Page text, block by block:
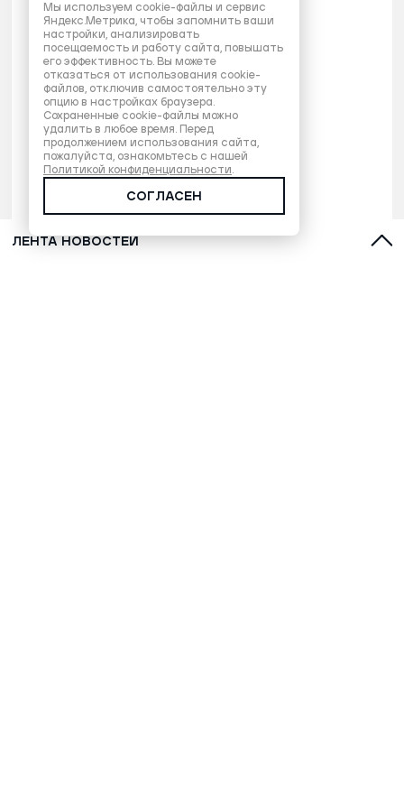
ЛЕНТА НОВОСТЕЙ
Мы используем cookie-файлы и сервис
Яндекс.Метрика, чтобы запомнить ваши
настройки, анализировать
посещаемость и работу сайта, повышать
его эффективность. Вы можете
отказаться от использования cookie-
файлов, отключив самостоятельно эту
опцию в настройках браузера.
Сохраненные cookie-файлы можно
удалить в любое время. Перед
продолжением использования сайта,
пожалуйста, ознакомьтесь с нашей
Политикой конфиденциальности.
СОГЛАСЕН